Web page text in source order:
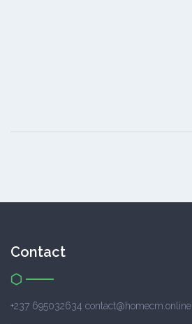
Contact
+237 695032634 contact@homecm.online